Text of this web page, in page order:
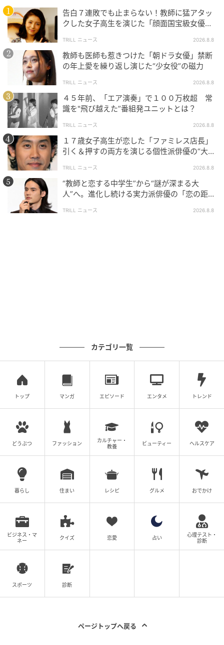
生真面目さとおかしみ、優しさと不器用さ。どれも派
手な主役ではなく、それぞれの暮らしの中にいる生身
の人間だ。その振れ幅そのものが評価された。
実在の人物の振り切れた熱量を生きた映画『笑いのカ
イブツ』（2024年）のような難役にも挑む。穏やかな
青年も、常軌を逸した熱も、どちらも生々しい。 それ
でも岡山の核は、やはり普通の人を生々しく生きさせ
るところにある。脇から主演へ。立ち位置は変わって
も、観客に手渡すものは変わらない。
"特別"を、人間の体温で
2026年公開の長編アニメ映画『我々は宇宙人』で、岡
山は坂東龍汰とともに声でW主演を務める。第79回カ
隣の誰かを生きさせてきたこの人が、今度は「特別」
と呼ばれる存在の中の、ただの人間を立ち上げる。地
味だと思われていた確かさは、いま静かに物語の中心
へ回りはじめている。岡山天音が次に体温を与えるの
※記事は執筆時点の情報です
次の記事
#1 「ママ、生きてるよね？」寝ていると思
って部屋を開けたら
の記事をもっとみる
告白７連敗でも止まらない！教師に猛アタッ
クした女子高生を演じた「顔面国宝級女優」
TRILL ニュース 2026.8.8
教師も医師も惹きつけた「朝ドラ女優」禁断
の年上愛を繰り返し演じた“少女役”の磁力
TRILL ニュース 2026.8.8
４５年前、「エア演奏」で１００万枚超 常
識を"飛び越えた”番組発ユニットとは？
TRILL ニュース 2026.8.8
１７歳女子高生が恋した「ファミレス店長」
引く＆押すの両方を演じる個性派俳優の“大人
TRILL ニュース 2026.8.8
“教師と恋する中学生”から“謎が深まる大
人”へ。進化し続ける実力派俳優の「恋の距
TRILL ニュース 2026.8.8
カテゴリ一覧
トップ マンガ エピソード エンタメ トレンド
どうぶつ ファッション
カルチャー・
教養
ビューティー ヘルスケア
暮らし 住まい レシピ グルメ おでかけ
ビジネス・マ
ネー
クイズ 恋愛 占い
心理テスト・
診断
スポーツ 診断
ページトップへ戻る